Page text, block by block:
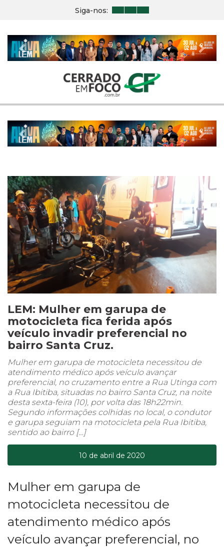
Siga-nos:
Previous Next
Previous Next
LEM: Mulher em garupa de
motocicleta fica ferida após
veículo invadir preferencial no
bairro Santa Cruz.
Mulher em garupa de motocicleta necessitou de
atendimento médico após veículo avançar
preferencial, no cruzamento entre a Rua Utinga com
a Rua Ibitiba, situadas no bairro Santa Cruz, na noite
desta sexta-feira (10), por volta das 18h22min.
Segundo informações colhidas no local, o condutor
e garupa seguiam na motocicleta pela Rua Ibitiba,
sentido ao bairro […]
10 de abril de 2020
Mulher em garupa de
motocicleta necessitou de
atendimento médico após
veículo avançar preferencial, no